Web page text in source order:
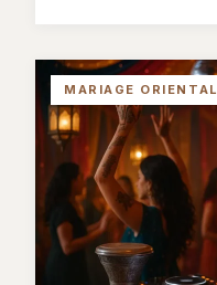
MARIAGE ORIENTAL